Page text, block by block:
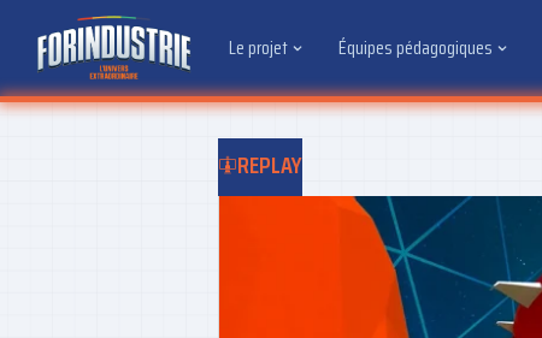
Le projet Équipes pédagogiques
REPLAY